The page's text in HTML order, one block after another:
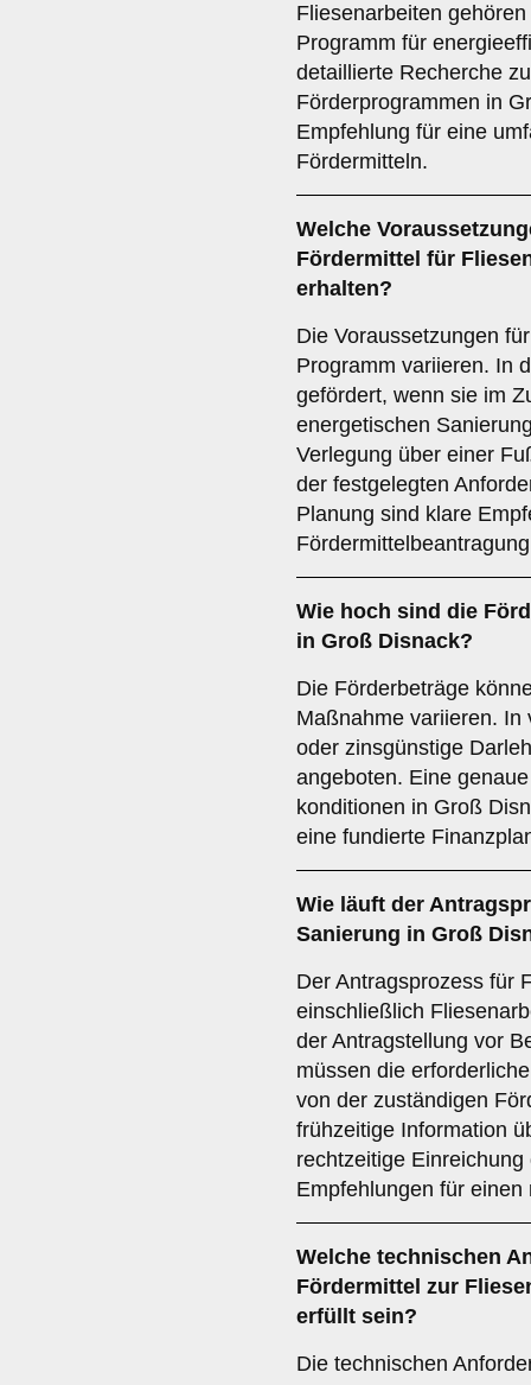
Fliesenarbeiten
Programm für
detaillierte Recherche
Förderprogrammen in
Empfehlung für eine
Fördermitteln.
Welche
Fördermittel für
erhalten?
Die Voraussetzungen
Programm variieren. In
gefördert, wenn sie im
energetischen
Verlegung über einer
der festgelegten
Planung sind klare
Wie hoch sind die
in Groß Disnack?
Die Förderbeträge
Maßnahme variieren. In
oder zinsgünstige
angeboten. Eine
konditionen in Groß
eine fundierte
Wie läuft der
Sanierung in Groß
Der Antragsprozess für
einschließlich
der Antragstellung vor
müssen die
von der zuständigen
frühzeitige Information
rechtzeitige
Empfehlungen für
Welche technischen
Fördermittel zur
erfüllt sein?
Die technischen